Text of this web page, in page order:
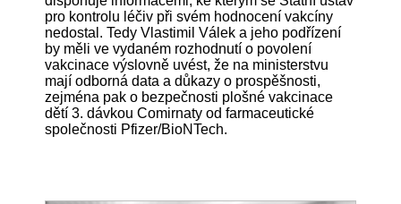
pro kontrolu léčiv při svém hodnocení vakcíny
nedostal. Tedy Vlastimil Válek a jeho podřízení
by měli ve vydaném rozhodnutí o povolení
vakcinace výslovně uvést, že na ministerstvu
mají odborná data a důkazy o prospěšnosti,
zejména pak o bezpečnosti plošné vakcinace
dětí 3. dávkou Comirnaty od farmaceutické
společnosti Pfizer/BioNTech.